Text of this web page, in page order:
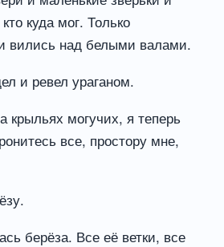
куда мог. Только
вились над белыми валами.
и ревел ураганом.
могучих, я теперь
все, простору мне,
берёза. Все её ветки, все